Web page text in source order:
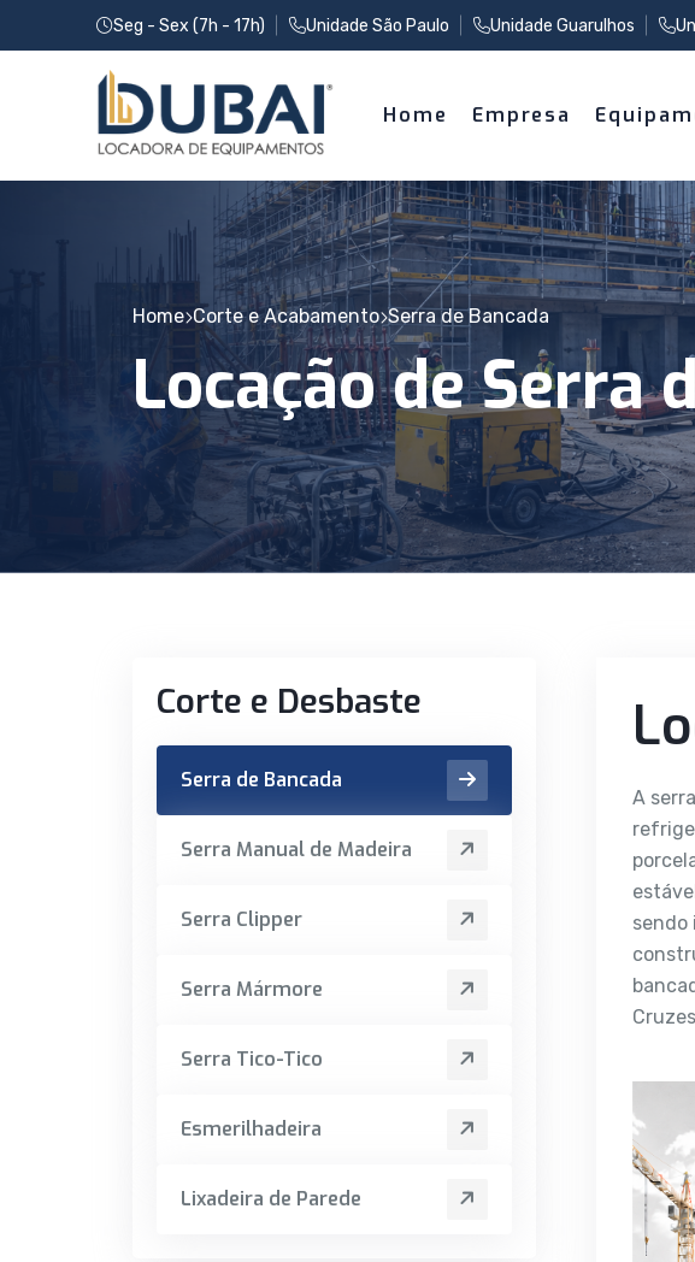
Seg - Sex (7h - 17h) Unidade São Paulo Unidade Guarulhos
Home Empresa
Home Corte e Acabamento Serra de Bancada
Locação de Serra
Corte e Desbaste
Serra de Bancada
Serra Manual de Madeira
Serra Clipper
Serra Mármore
Serra Tico-Tico
Esmerilhadeira
Lixadeira de Parede
A
sendo